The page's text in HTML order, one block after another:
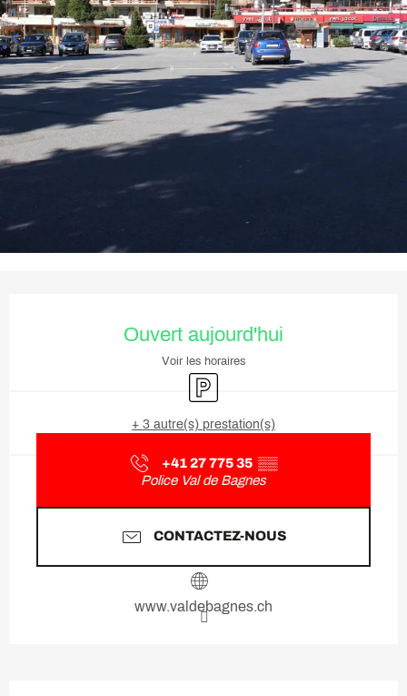
Ouvert aujourd'hui
Voir les horaires
Parking
+ 3 autre(s) prestation(s)
+41 27 775 35 ▒▒
Police Val de Bagnes
CONTACTEZ-NOUS
www.valdebagnes.ch